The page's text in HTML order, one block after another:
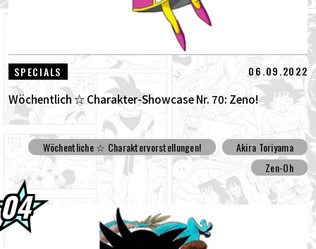
SPECIALS 06.09.2022
Wöchentlich ☆ Charakter-Showcase Nr. 70: Zeno!
Wöchentliche ☆ Charaktervorstellungen!
Akira Toriyama
Zen-Oh